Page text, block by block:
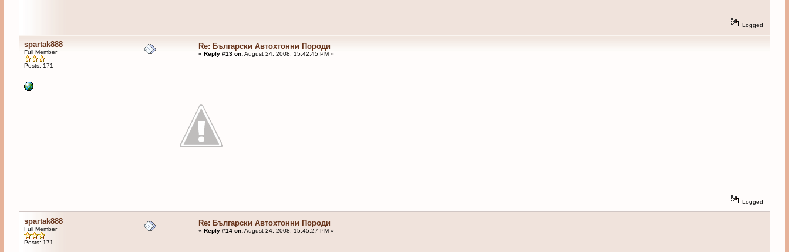
Logged
spartak888
Full Member
Posts: 171
Re: Български Автохтонни Породи
« Reply #13 on:August 24, 2008, 15:42:45 PM »
Logged
spartak888
Full Member
Posts: 171
Re: Български Автохтонни Породи
« Reply #14 on:August 24, 2008, 15:45:27 PM »